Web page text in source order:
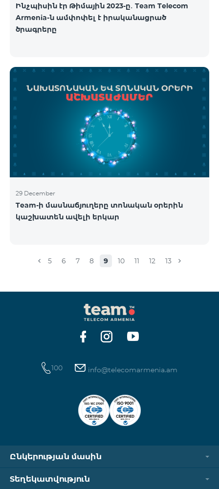
Ինչպիսին էր Թիմային 2023-ը․ Team Telecom
Armenia-ն ամփոփել է իրականացրած
ծրագրերը
29 December
Team-ի մասնաճյուղերը տոնական օրերին
կաշխատեն ավելի երկար
5 6 7 8 9 10 11 12 13
100 info@telecomarmenia.am
Ընկերության մասին
Տեղեկատվություն